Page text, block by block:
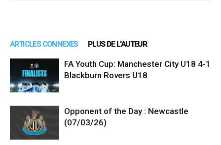
ARTICLES CONNEXES PLUS DE L'AUTEUR
FA Youth Cup: Manchester City U18 4-1
Blackburn Rovers U18
Opponent of the Day : Newcastle
(07/03/26)